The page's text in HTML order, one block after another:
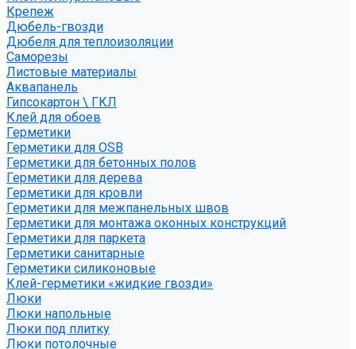
Крепеж
Дюбель-гвозди
Дюбеля для теплоизоляции
Саморезы
Листовые материалы
Аквапанель
Гипсокартон \ ГКЛ
Клей для обоев
Герметики
Герметики для OSB
Герметики для бетонных полов
Герметики для дерева
Герметики для кровли
Герметики для межпанельных швов
Герметики для монтажа оконных конструкций
Герметики для паркета
Герметики санитарные
Герметики силиконовые
Клей-герметики «жидкие гвозди»
Люки
Люки напольные
Люки под плитку
Люки потолочные